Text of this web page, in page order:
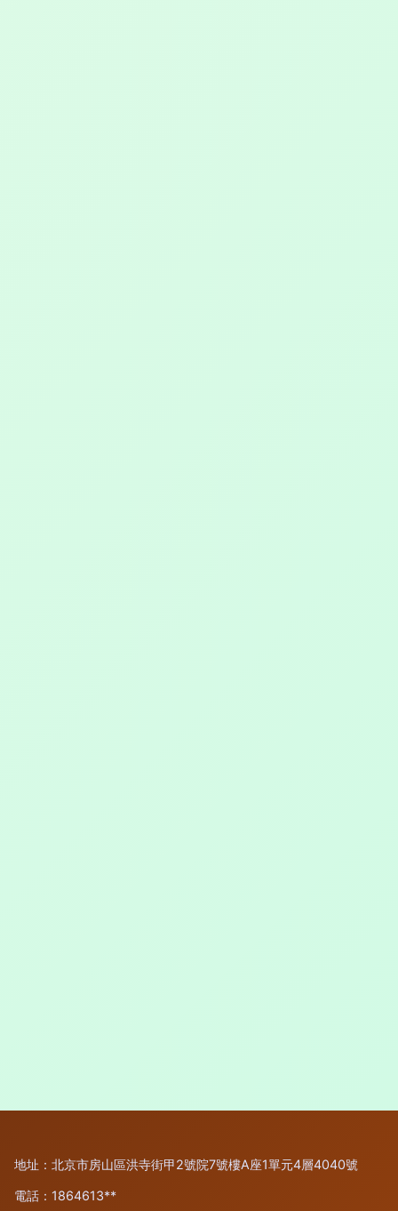
地址：北京市房山區洪寺街甲2號院7號樓A座1單元4層4040號
電話：1864613**